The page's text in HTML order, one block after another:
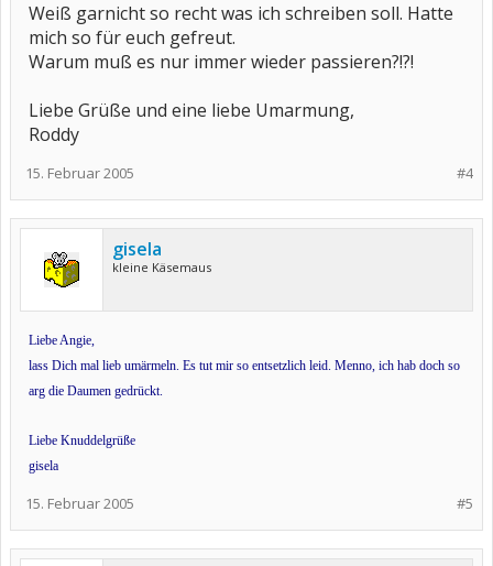
Weiß garnicht so recht was ich schreiben soll. Hatte
mich so für euch gefreut.
Warum muß es nur immer wieder passieren?!?!
Liebe Grüße und eine liebe Umarmung,
Roddy
#4
15. Februar 2005
gisela
kleine Käsemaus
Liebe Angie,
lass Dich mal lieb umärmeln. Es tut mir so entsetzlich leid. Menno, ich hab doch so
arg die Daumen gedrückt.
Liebe Knuddelgrüße
gisela
#5
15. Februar 2005